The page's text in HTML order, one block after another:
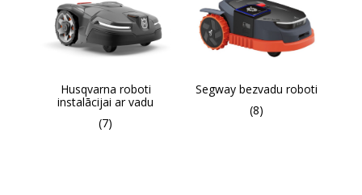
Husqvarna roboti
instalācijai ar vadu
(7)
Segway bezvadu roboti
(8)